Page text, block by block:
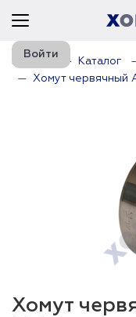
Войти
Главная Каталог
Хомут червячный
Хомут